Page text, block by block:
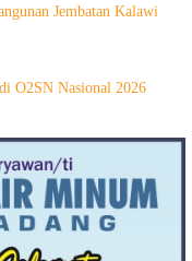
Jembatan Kalawi
O2SN Nasional 2026